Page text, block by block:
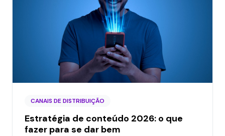
CANAIS DE DISTRIBUIÇÃO
Estratégia de conteúdo 2026: o que
fazer para se dar bem